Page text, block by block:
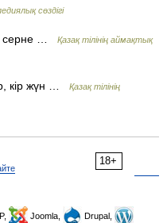
сөздігі
серне …
Қазақ тілінің аймақтық
кір жүн …
Қазақ тілінің
18+
Joomla,
Drupal,